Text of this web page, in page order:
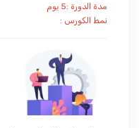
مدة الدورة :5 يوم
نمط الكورس :